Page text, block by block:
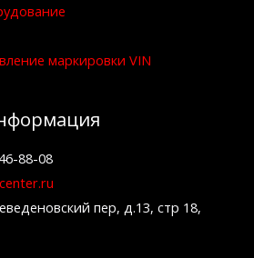
маркировки VIN
88-08
пер, д.13, стр 18,